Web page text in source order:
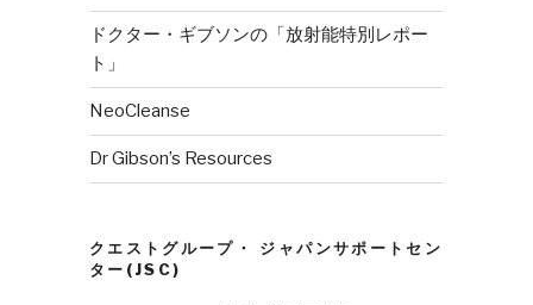
ドクター・ギブソンの「放射能特別レポー
ト」
NeoCleanse
Dr Gibson’s Resources
クエストグループ・ ジャパンサポートセン
ター(JSC)